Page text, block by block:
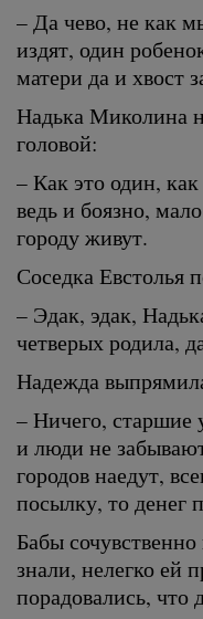
– Да чево, не как
издят, один
матери да и хвост
Надька Миколина
головой:
– Как это один,
ведь и боязно,
городу живут.
Соседка Евстолья
– Эдак, эдак,
четверых родила,
Надежда
– Ничего, старшие
и люди не
городов наедут,
посылку, то денег
Бабы
знали, нелегко ей
порадовались, что